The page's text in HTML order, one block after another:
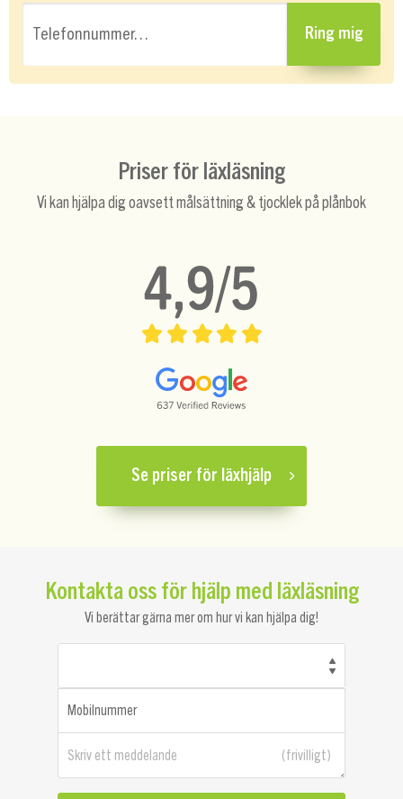
Telefonnummer… Ring mig
Priser för läxläsning
Vi kan hjälpa dig oavsett målsättning & tjocklek på plånbok
Se priser för läxhjälp
Kontakta oss för hjälp med läxläsning
Vi berättar gärna mer om hur vi kan hjälpa dig!
Mobilnummer
Skriv ett meddelande